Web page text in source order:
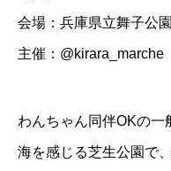
会場：兵庫県立舞子公
主催：@kirara_marche
わんちゃん同伴OKの一
海を感じる芝生公園で